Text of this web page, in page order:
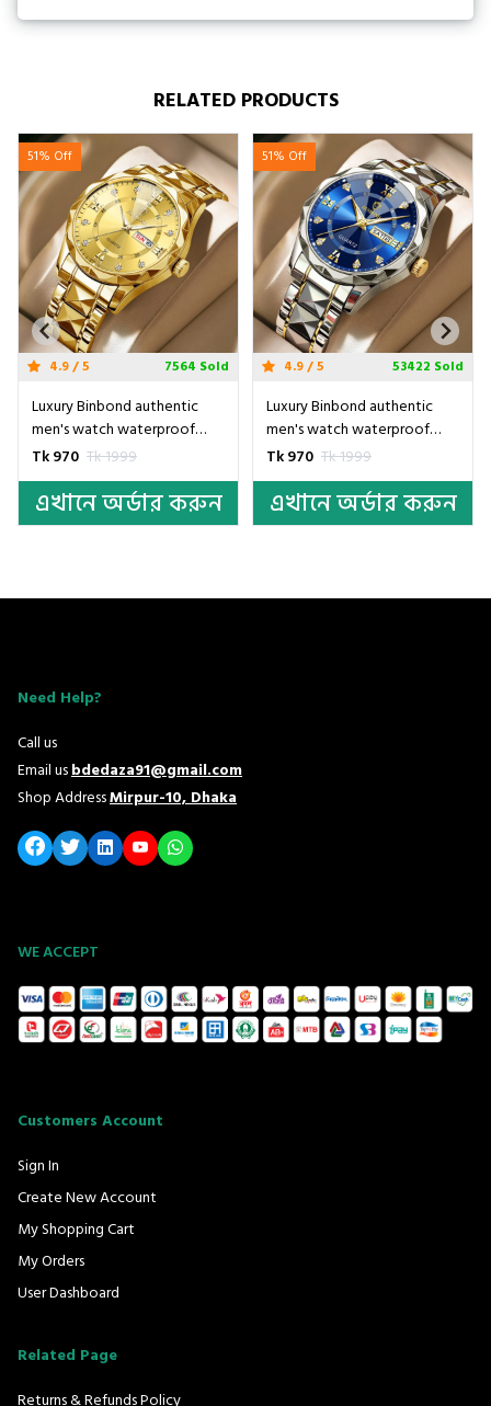
RELATED PRODUCTS
51% Off
4.9 / 5 53422 Sold
Luxury Binbond authentic
men's watch waterproof
night light dual calendar
watch men's quartz watch
diamond ceiling glass- Silver
& Blue
Tk 970 Tk 1999
এখানে অর্ডার করুন
51% Off
4.9 / 5 3553 Sold
Luxury Binbond authentic
men's watch waterproof
night light dual calendar
watch men's quartz watch
diamond ceiling glass- Silver
Tk 970 Tk 1999
এখানে অর্ডার করুন
Need Help?
Call us
Email usbdedaza91@gmail.com
Shop AddressMirpur-10, Dhaka
WE ACCEPT
Customers Account
Sign In
Create New Account
My Shopping Cart
My Orders
User Dashboard
Related Page
Returns & Refunds Policy